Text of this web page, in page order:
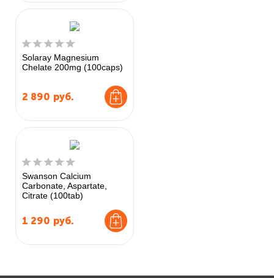
Solaray Magnesium
Chelate 200mg (100caps)
2 890 руб.
Swanson Calcium
Carbonate, Aspartate,
Citrate (100tab)
1 290 руб.